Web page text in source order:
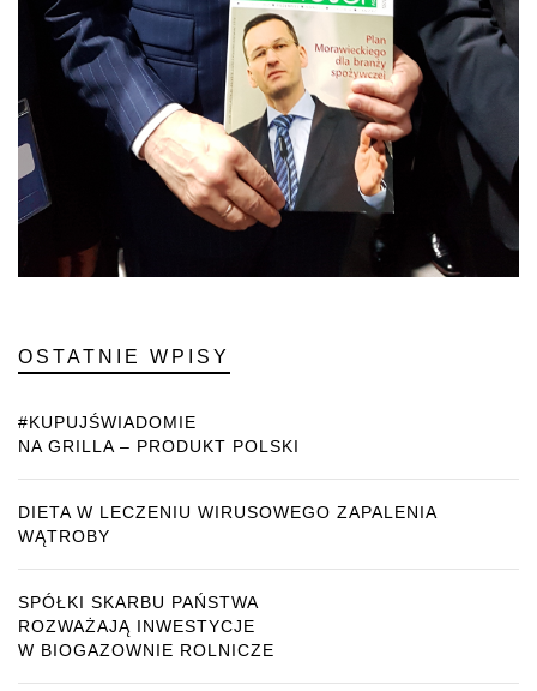
OSTATNIE WPISY
#KUPUJŚWIADOMIE
NA GRILLA – PRODUKT POLSKI
DIETA W LECZENIU WIRUSOWEGO ZAPALENIA
WĄTROBY
SPÓŁKI SKARBU PAŃSTWA
ROZWAŻAJĄ INWESTYCJE
W BIOGAZOWNIE ROLNICZE